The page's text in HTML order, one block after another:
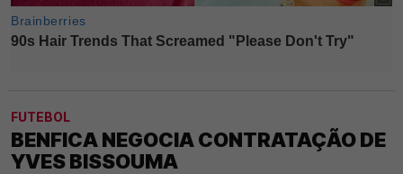
FUTEBOL
BENFICA NEGOCIA CONTRATAÇÃO DE
YVES BISSOUMA